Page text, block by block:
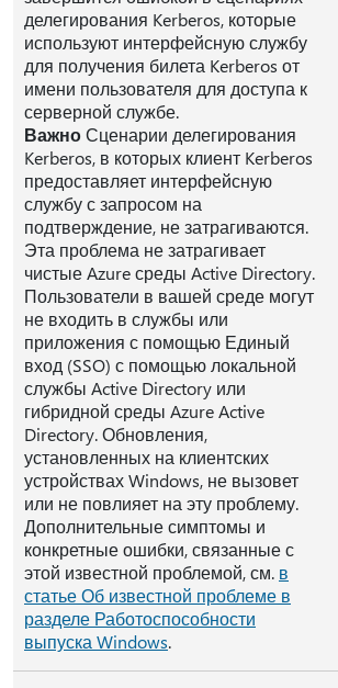
делегирования Kerberos, которые
используют интерфейсную службу
для получения билета Kerberos от
имени пользователя для доступа к
серверной службе.
ВажноСценарии делегирования
Kerberos, в которых клиент Kerberos
предоставляет интерфейсную
службу с запросом на
подтверждение, не затрагиваются.
Эта проблема не затрагивает
чистые Azure среды Active Directory.
Пользователи в вашей среде могут
не входить в службы или
приложения с помощью Единый
вход (SSO) с помощью локальной
службы Active Directory или
гибридной среды Azure Active
Directory. Обновления,
установленных на клиентских
устройствах Windows, не вызовет
или не повлияет на эту проблему.
Дополнительные симптомы и
конкретные ошибки, связанные с
этой известной проблемой, см. в
статье Об известной проблеме в
разделе Работоспособности
выпуска Windows.